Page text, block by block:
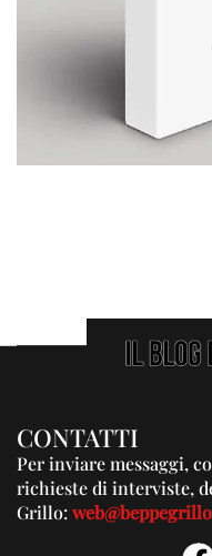
CONTATTI
Per inviare messaggi,
richieste di interviste,
Grillo: